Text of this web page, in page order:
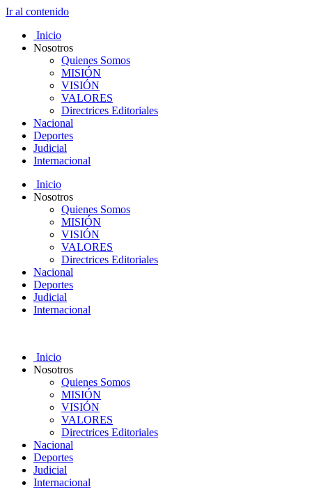
Ir al contenido
Inicio
Nosotros
Quienes Somos
MISIÓN
VISIÓN
VALORES
Directrices Editoriales
Nacional
Deportes
Judicial
Internacional
Inicio
Nosotros
Quienes Somos
MISIÓN
VISIÓN
VALORES
Directrices Editoriales
Nacional
Deportes
Judicial
Internacional
Inicio
Nosotros
Quienes Somos
MISIÓN
VISIÓN
VALORES
Directrices Editoriales
Nacional
Deportes
Judicial
Internacional